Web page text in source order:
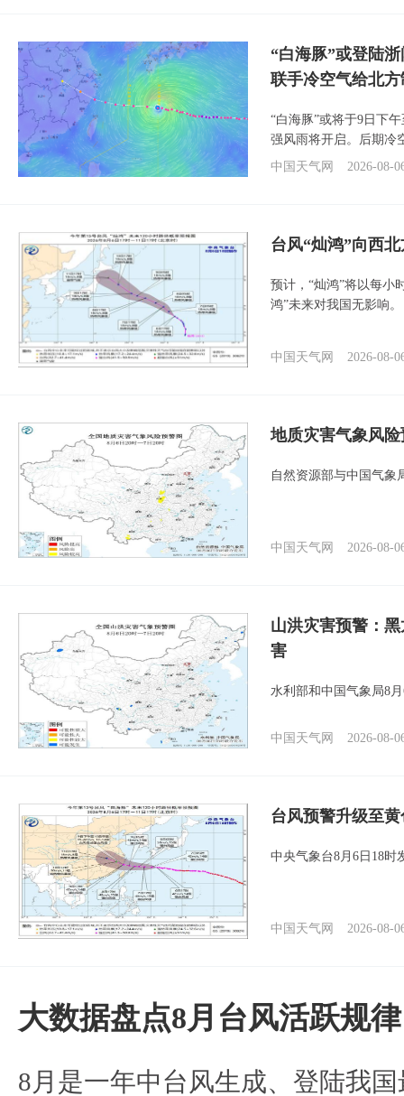
“白海豚”或登陆
联手冷空气给北
“白海豚”或将于9日下
强风雨将开启。后期冷
中国天气网
2026-08-
台风“灿鸿”向西
预计，“灿鸿”将以每小
鸿”未来对我国无影响。
中国天气网 2026-08-
地质灾害气象风
自然资源部与中国气象
中国天气网 2026-08-
山洪灾害预警：
害
水利部和中国气象局8
中国天气网 2026-08-
台风预警升级至
中央气象台8月6日18时
中国天气网 2026-08-
大数据盘点8月台风活跃规律
8月是一年中台风生成、登陆我